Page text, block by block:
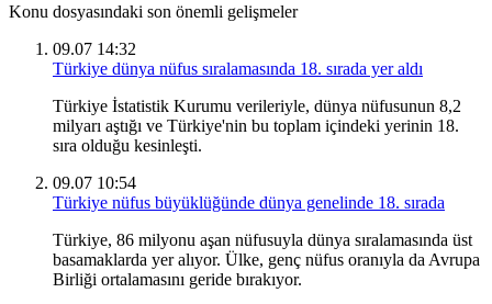
Konu dosyasındaki son önemli gelişmeler
09.07 14:32
Türkiye dünya nüfus sıralamasında 18. sırada yer aldı
Türkiye İstatistik Kurumu verileriyle, dünya nüfusunun 8,2
milyarı aştığı ve Türkiye'nin bu toplam içindeki yerinin 18.
sıra olduğu kesinleşti.
09.07 10:54
Türkiye nüfus büyüklüğünde dünya genelinde 18. sırada
Türkiye, 86 milyonu aşan nüfusuyla dünya sıralamasında üst
basamaklarda yer alıyor. Ülke, genç nüfus oranıyla da Avrupa
Birliği ortalamasını geride bırakıyor.